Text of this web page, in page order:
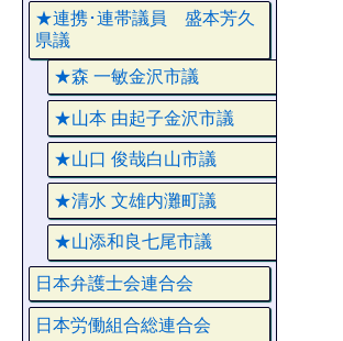
★連携･連帯議員 盛本芳久
県議
★森 一敏金沢市議
★山本 由起子金沢市議
★山口 俊哉白山市議
★清水 文雄内灘町議
★山添和良七尾市議
日本弁護士会連合会
日本労働組合総連合会